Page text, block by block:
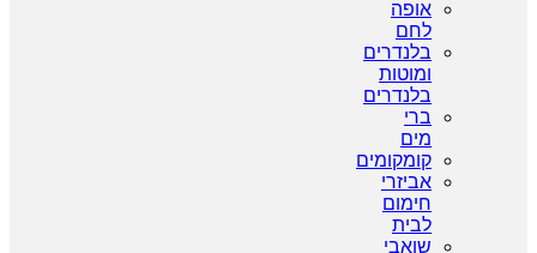
אופה
לחם
בלנדרים
ומוטות
בלנדרים
ברי
מים
קומקומים
אביזרי
חימום
לבית
שואבי